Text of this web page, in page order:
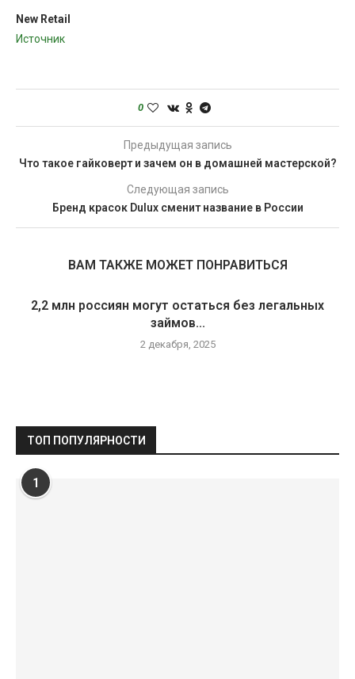
New Retail
Источник
0
Предыдущая запись
Что такое гайковерт и зачем он в домашней мастерской?
Следующая запись
Бренд красок Dulux сменит название в России
ВАМ ТАКЖЕ МОЖЕТ ПОНРАВИТЬСЯ
2,2 млн россиян могут остаться без легальных
займов...
2 декабря, 2025
ТОП ПОПУЛЯРНОСТИ
1